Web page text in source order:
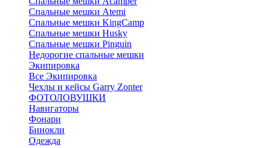
Спальные мешки Atemi
Спальные мешки KingCamp
Спальные мешки Husky
Спальные мешки Pinguin
Недорогие спальные мешки
Экипировка
Все Экипировка
Чехлы и кейсы Garry Zonter
ФОТОЛОВУШКИ
Навигаторы
Фонари
Бинокли
Одежда